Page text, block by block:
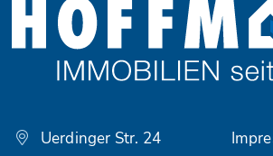
Uerdinger Str. 24